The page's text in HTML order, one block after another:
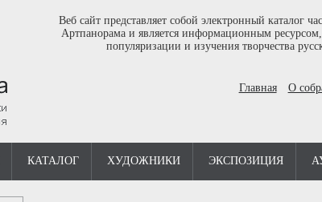
Веб сайт представляет собой электронный каталог
Артпанорама и является информационным
популяризации и изучения творчества
Главная О
КАТАЛОГ ХУДОЖНИКИ ЭКСПОЗИЦИЯ